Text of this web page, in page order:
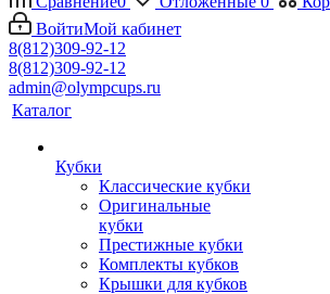
ВойтиМой кабинет
8(812)309-92-12
8(812)309-92-12
admin@olympcups.ru
Каталог
Кубки
Классические кубки
Оригинальные
кубки
Престижные кубки
Комплекты кубков
Крышки для кубков